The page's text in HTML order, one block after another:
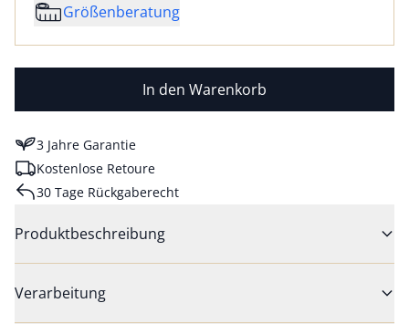
Größenberatung
In den Warenkorb
3 Jahre Garantie
Kostenlose Retoure
30 Tage Rückgaberecht
Produktbeschreibung
Verarbeitung